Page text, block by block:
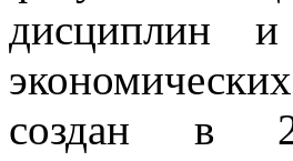
дисциплин
создан в